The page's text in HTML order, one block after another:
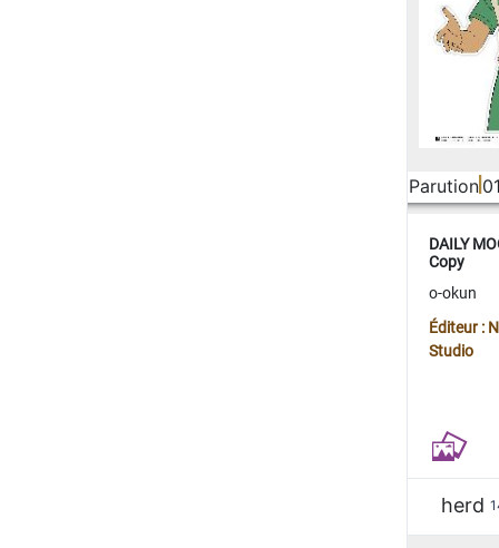
Parution
DAILY
Copy
o-okun
Éditeur :
Studio
herd